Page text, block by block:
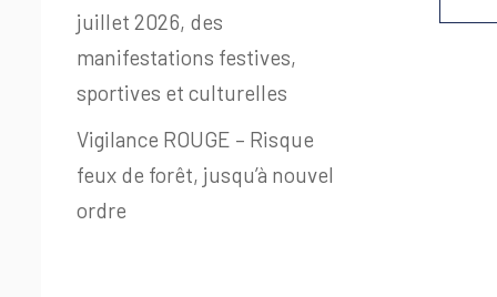
juillet 2026, des
manifestations festives,
sportives et culturelles
Vigilance ROUGE – Risque
feux de forêt, jusqu’à nouvel
ordre